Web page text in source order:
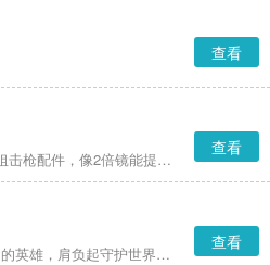
查看
3、完成关卡可解锁狙击枪配件，像2倍镜能提高中距离射击的命中率，消音器则能防止惊动处于警戒区域内的NPC。
查看
是时候化身命中注定的英雄，肩负起守护世界的使命了。这可是顶尖的僵尸模拟游戏，千万别错过！它上手简单、容易入门，却又几乎难以精通，绝对能让你告别枯燥。现在就开启你的任务，永不停歇地消灭敌人吧！
查看